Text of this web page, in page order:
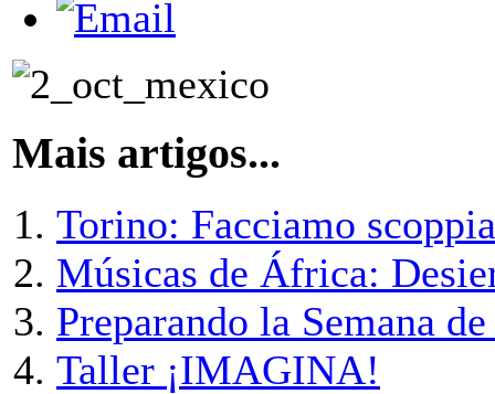
Mais artigos...
Torino: Facciamo
Músicas de África:
Preparando la Semana
Taller ¡IMAGINA!